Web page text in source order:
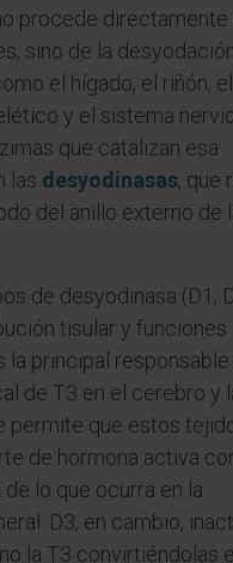
procede directamente
sino de la
el hígado, el riñón, el
y el sistema
que catalizan esa
las desyodinasas, que
del anillo externo de
de desyodinasa (D1,
tisular y funciones
la principal responsable
de T3 en el cerebro y
permite que estos
de hormona activa
lo que ocurra en la
D3, en cambio,
la T3 convirtiéndolas